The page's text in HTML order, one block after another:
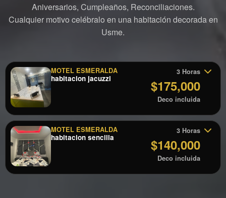
Aniversarios, Cumpleaños, Reconciliaciones.
Cualquier motivo celébralo en una habitación decorada en
Usme.
MOTEL ESMERALDA
habitacion jacuzzi
3 Horas
$175,000
Deco incluida
MOTEL ESMERALDA
habitacion sencilla
3 Horas
$140,000
Deco incluida